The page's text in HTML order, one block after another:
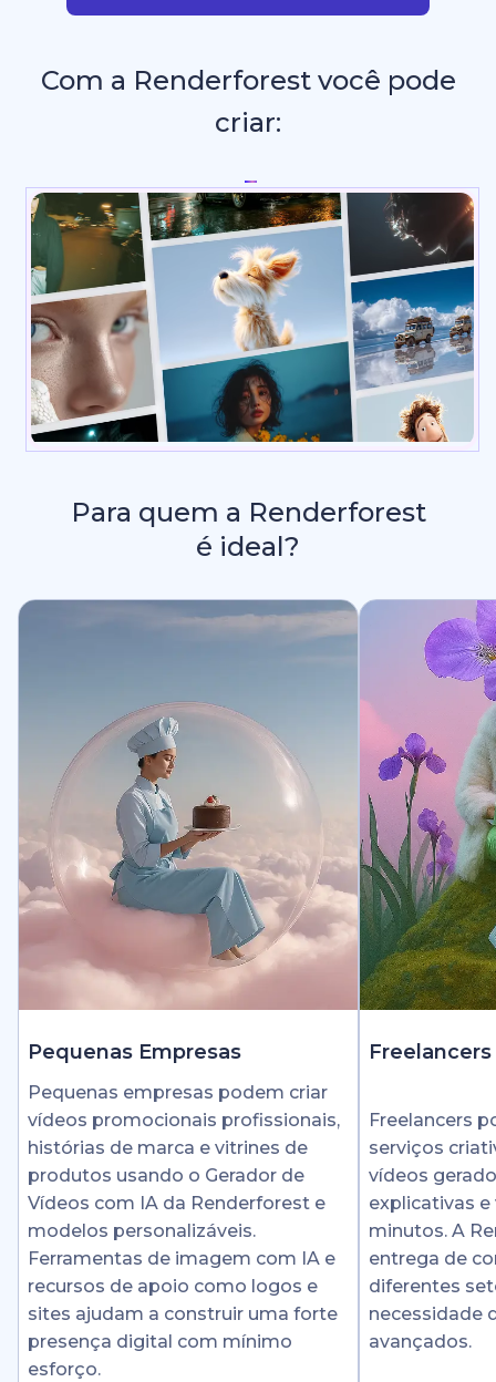
Com a Renderforest você pode
criar:
Intros e Animações de Logo
Para quem a Renderforest
é ideal?
Pequenas Empresas
Pequenas empresas podem criar
vídeos promocionais profissionais,
histórias de marca e vitrines de
produtos usando o Gerador de
Vídeos com IA da Renderforest e
modelos personalizáveis.
Ferramentas de imagem com IA e
recursos de apoio como logos e
sites ajudam a construir uma forte
presença digital com mínimo
esforço.
Freelancers
Freelancers
serviços
vídeos
explicativas
minutos. A
entrega de
diferentes
necessidade
avançados.